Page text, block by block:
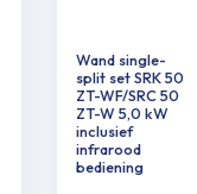
Wand single-
split set SRK 50
ZT-WF/SRC 50
ZT-W 5,0 kW
inclusief
infrarood
bediening